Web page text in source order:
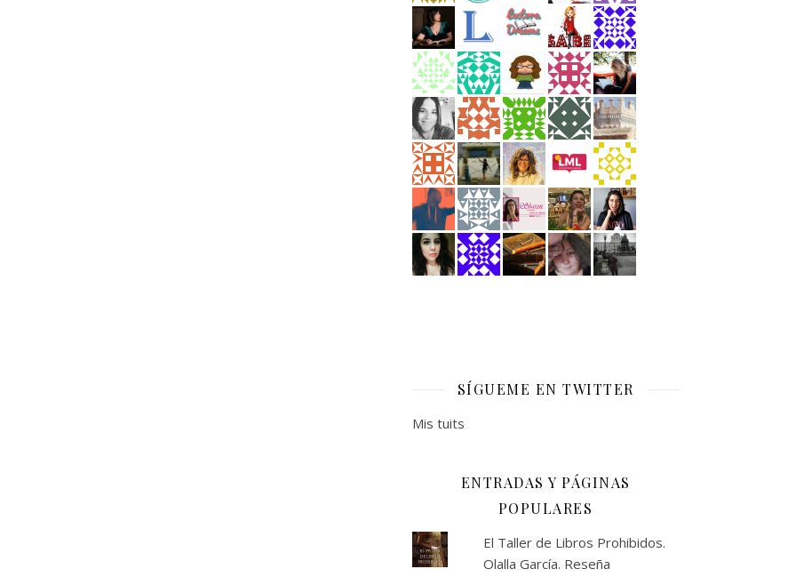
SÍGUEME EN TWITTER
Mis tuits
ENTRADAS Y PÁGINAS
POPULARES
El Taller de Libros Prohibidos.
Olalla García. Reseña